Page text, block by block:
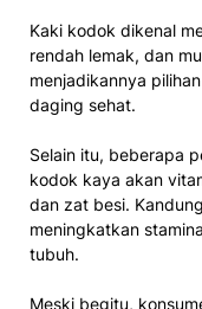
Kaki kodok dikenal
rendah lemak, dan
menjadikannya
daging sehat.
Selain itu, beberapa
kodok kaya akan
dan zat besi.
meningkatkan
tubuh.
Meski begitu,